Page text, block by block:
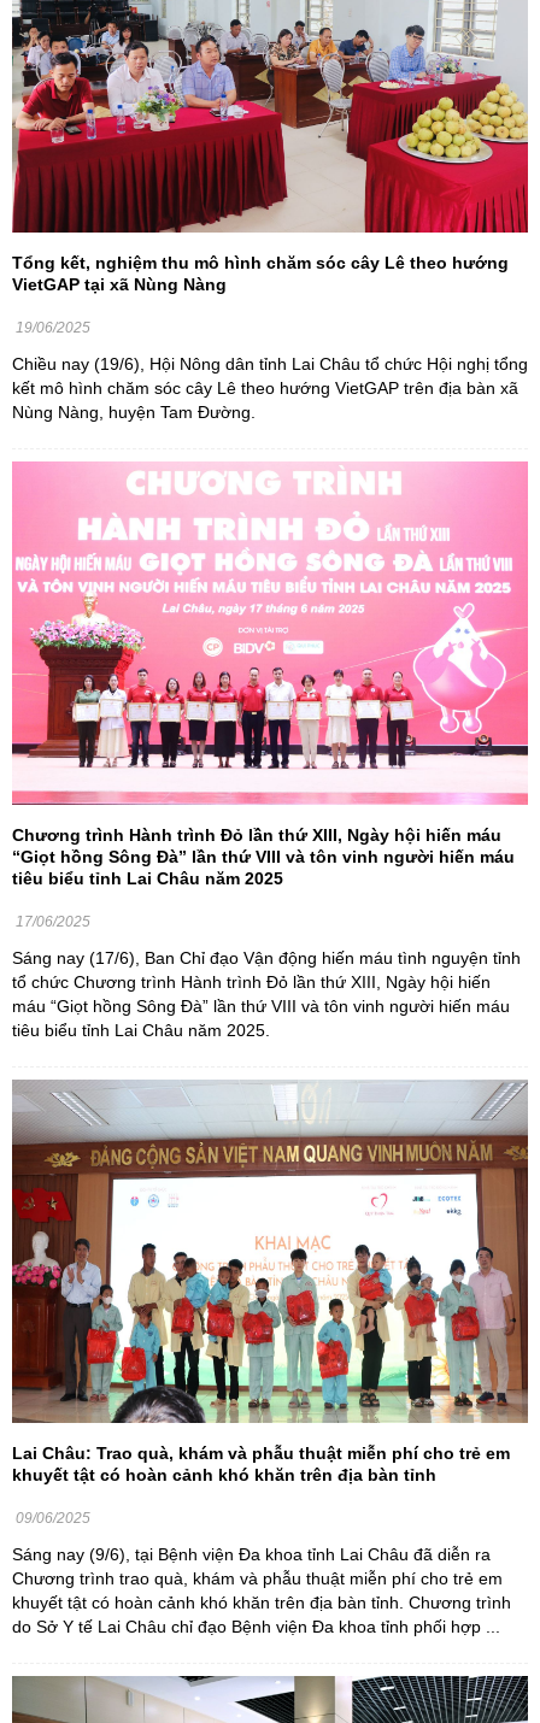
Tổng kết, nghiệm thu mô hình chăm sóc cây Lê theo hướng
VietGAP tại xã Nùng Nàng
19/06/2025
Chiều nay (19/6), Hội Nông dân tỉnh Lai Châu tổ chức Hội nghị tổng
kết mô hình chăm sóc cây Lê theo hướng VietGAP trên địa bàn xã
Nùng Nàng, huyện Tam Đường.
Chương trình Hành trình Đỏ lần thứ XIII, Ngày hội hiến máu
“Giọt hồng Sông Đà” lần thứ VIII và tôn vinh người hiến máu
tiêu biểu tỉnh Lai Châu năm 2025
17/06/2025
Sáng nay (17/6), Ban Chỉ đạo Vận động hiến máu tình nguyện tỉnh
tổ chức Chương trình Hành trình Đỏ lần thứ XIII, Ngày hội hiến
máu “Giọt hồng Sông Đà” lần thứ VIII và tôn vinh người hiến máu
tiêu biểu tỉnh Lai Châu năm 2025.
Lai Châu: Trao quà, khám và phẫu thuật miễn phí cho trẻ em
khuyết tật có hoàn cảnh khó khăn trên địa bàn tỉnh
09/06/2025
Sáng nay (9/6), tại Bệnh viện Đa khoa tỉnh Lai Châu đã diễn ra
Chương trình trao quà, khám và phẫu thuật miễn phí cho trẻ em
khuyết tật có hoàn cảnh khó khăn trên địa bàn tỉnh. Chương trình
do Sở Y tế Lai Châu chỉ đạo Bệnh viện Đa khoa tỉnh phối hợp ...